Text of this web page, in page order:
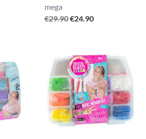
mega
€29.90Il
era:
€29.90.
€24.90Il
è:
€24.90.